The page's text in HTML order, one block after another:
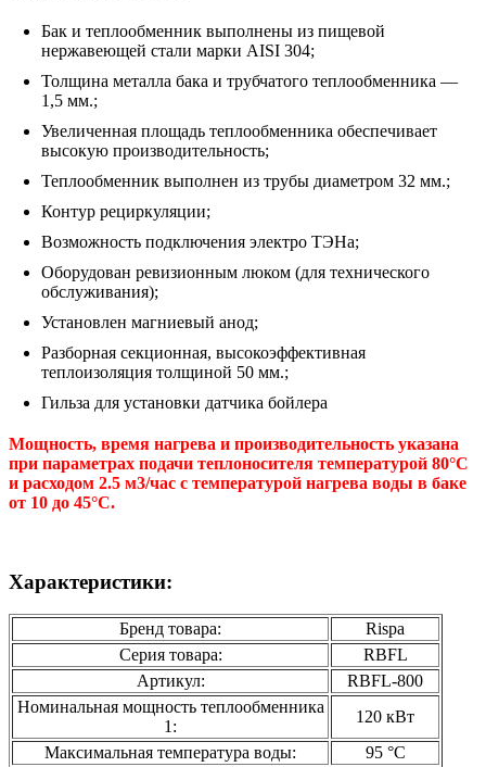
Бак и теплообменник выполнены из пищевой
нержавеющей стали марки AISI 304;
Толщина металла бака и трубчатого теплообменника —
1,5 мм.;
Увеличенная площадь теплообменника обеспечивает
высокую производительность;
Теплообменник выполнен из трубы диаметром 32 мм.;
Контур рециркуляции;
Возможность подключения электро ТЭНа;
Оборудован ревизионным люком (для технического
обслуживания);
Установлен магниевый анод;
Разборная секционная, высокоэффективная
теплоизоляция толщиной 50 мм.;
Гильза для установки датчика бойлера
Мощность, время нагрева и производительность указана
при параметрах подачи теплоносителя температурой 80°C
и расходом 2.5 м3/час с температурой нагрева воды в баке
от 10 до 45°C.
Характеристики:
Бренд товара:
Rispa
Серия товара:
RBFL
Артикул:
RBFL-800
Номинальная мощность теплообменника
1:
120 кВт
Максимальная температура воды:
95 °С